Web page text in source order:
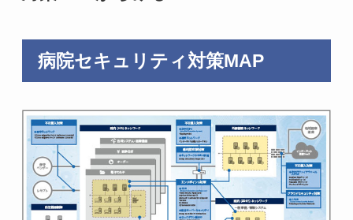
病院セキュリティ対策MAP